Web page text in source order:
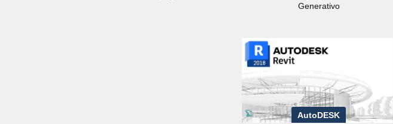
Generativo
AutoDESK